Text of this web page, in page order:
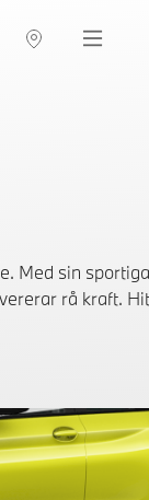
Navigation
Med sin
rå kraft.